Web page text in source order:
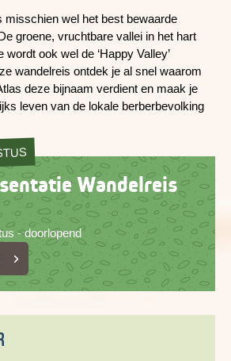
misschien wel het best bewaarde
groene, vruchtbare vallei in het hart
ook wel de ‘Happy Valley’
wandelreis ontdek je al snel waarom
deze bijnaam verdient en maak je
leven van de lokale berberbevolking
Wandelreis
- doorlopend